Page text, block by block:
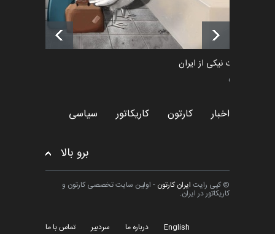
فراخوان رویداد کارگاهی کارتون و
پوستر "ایران سربل…
اخبار 6 ماه قبل
طراوت نیکی از ایران
سیاسی
اخبار کارتون کاریکاتور سیاسی
برو بالا
© کپی رایت ایران کارتون - اولین سایت تخصصی کارتون و
کاریکاتور در ایران.
English درباره ما سردبیر تماس با ما